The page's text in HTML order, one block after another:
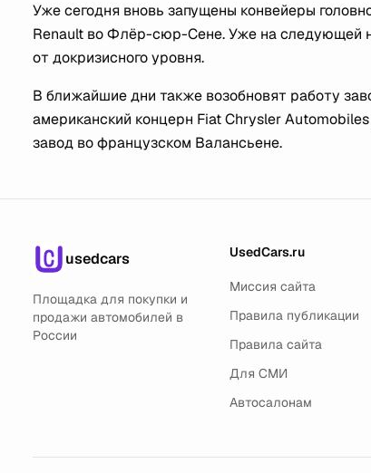
Уже сегодня вновь запущены конвейеры
Renault во Флёр-сюр-Сене. Уже на следующей
от докризисного уровня.
В ближайшие дни также возобновят работу
американский концерн Fiat Chrysler
завод во французском Валансьене.
usedcars
Площадка для покупки и
продажи автомобилей в
России
UsedCars.ru
Миссия сайта
Правила публикации
Правила сайта
Для СМИ
Автосалонам